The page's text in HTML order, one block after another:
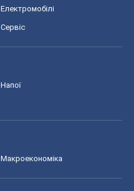
Електромобілі
Сервіс
Напої
Макроекономіка